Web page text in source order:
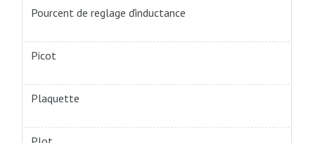
Pourcent de reglage ďinductance
Picot
Plaquette